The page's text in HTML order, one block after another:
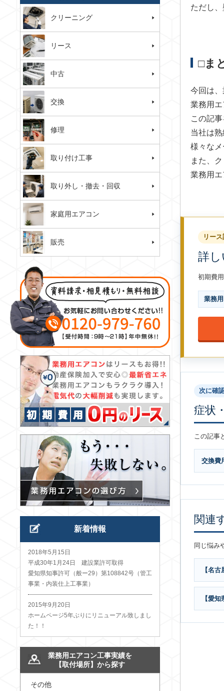
ただし
□ま
今回は
業務用
この記
当社は
様々な
また、
業務用
リー
詳
初期費
業務
次に確
症状
この記事
交換費
関連
同じ悩み
【名
【愛
クリーニング
リース
中古
交換
修理
取り付け工事
取り外し・撤去・回収
家庭用エアコン
販売
新着情報
2018年5月15日
平成30年1月24日 建設業許可取得
愛知県知事許可（般ー29）第108842号（管工
事業・内装仕上工事業）
2015年9月20日
ホームページ5年ぶりにリニューアル致しまし
た！！
業務用エアコン工事実績を
【取付場所】から探す
その他